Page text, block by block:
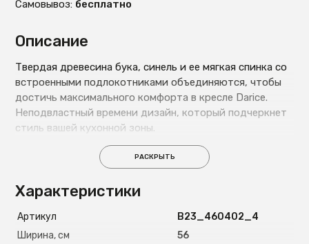
Описание
Твердая древесина бука, синель и ее мягкая спинка со
встроенными подлокотниками объединяются, чтобы
достичь максимального комфорта в кресле Darice.
Неподвластный времени дизайн, который подчеркнет
стиль вашей кухонной зоны.
РАСКРЫТЬ
Характеристики
Артикул
B23_460402_4
Ширина, см
56
Самовывоз: бесплатно